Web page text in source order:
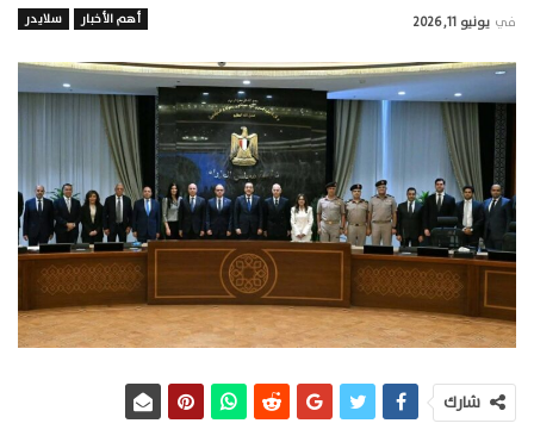
أهم الأخبار سلايدر في يونيو 11, 2026
شارك